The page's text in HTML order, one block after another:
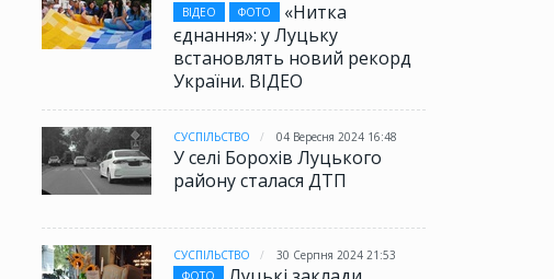
ВІДЕО
ФОТО
«Нитка
єднання»: у Луцьку
встановлять новий рекорд
України. ВІДЕО
СУСПІЛЬСТВО 04 Вересня 2024 16:48
У селі Борохів Луцького
району сталася ДТП
СУСПІЛЬСТВО
30 Серпня 2024 21:53